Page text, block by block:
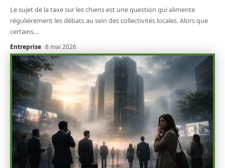
Le sujet de la taxe sur les chiens est une question qui alimente
régulièrement les débats au sein des collectivités locales. Alors que
certains…
Entreprise 8 mai 2026